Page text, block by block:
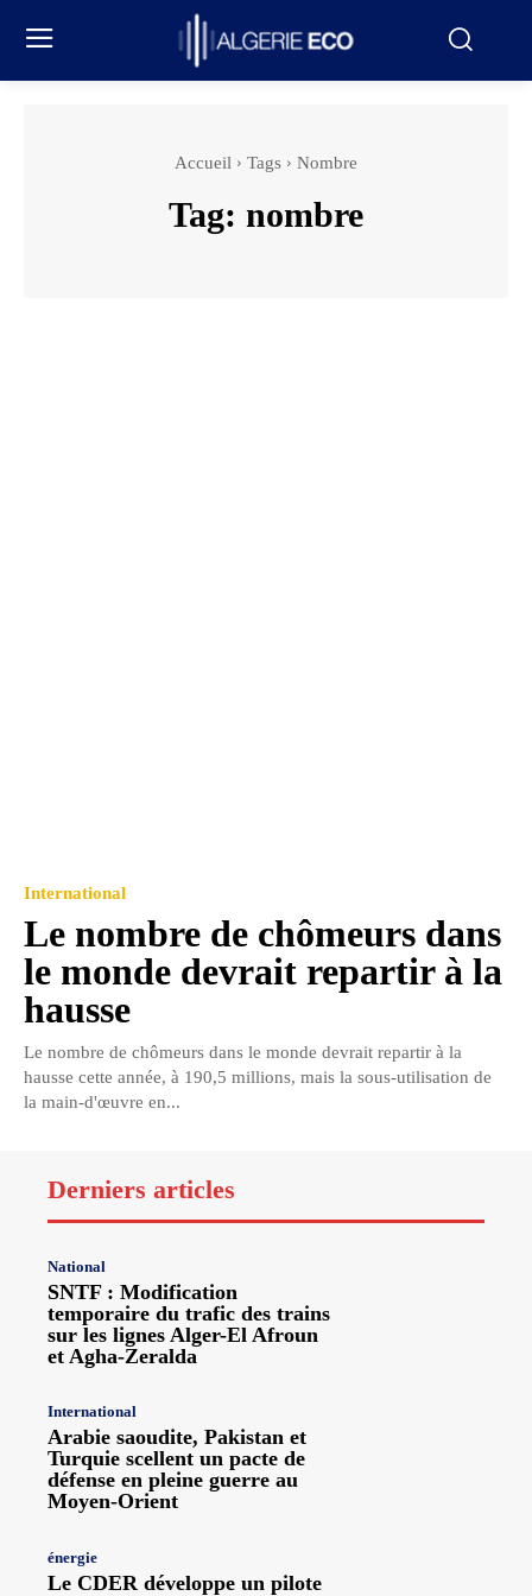
Accueil Tags Nombre
Tag: nombre
International
Le nombre de chômeurs dans
le monde devrait repartir à la
hausse
Le nombre de chômeurs dans le monde devrait repartir à la
hausse cette année, à 190,5 millions, mais la sous-utilisation de
la main-d'œuvre en...
Derniers articles
National
SNTF : Modification
temporaire du trafic des trains
sur les lignes Alger-El Afroun
et Agha-Zeralda
International
Arabie saoudite, Pakistan et
Turquie scellent un pacte de
défense en pleine guerre au
Moyen-Orient
énergie
Le CDER développe un pilote